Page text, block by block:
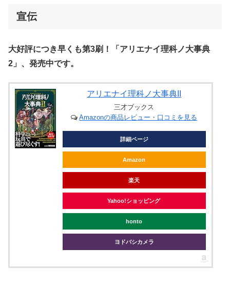
宣伝
大好評につき早くも第3刷！「アリエナイ理科ノ大事典
2」、発売中です。
アリエナイ理科ノ大事典II
三才ブックス
Amazonの商品レビュー・口コミを見る
詳細ページ
Amazon
楽天
Yahoo!ショッピング
honto
ヨドバシカメラ